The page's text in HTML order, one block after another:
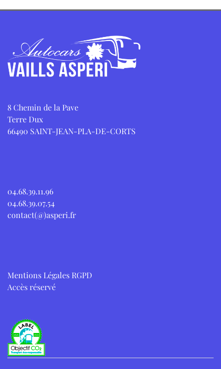
8 Chemin de la Pave
Terre Dux
66490 SAINT-JEAN-PLA-DE-CORTS
04.68.39.11.96
04.68.39.07.54
contact(@)asperi.fr
Mentions Légales RGPD
Accès réservé